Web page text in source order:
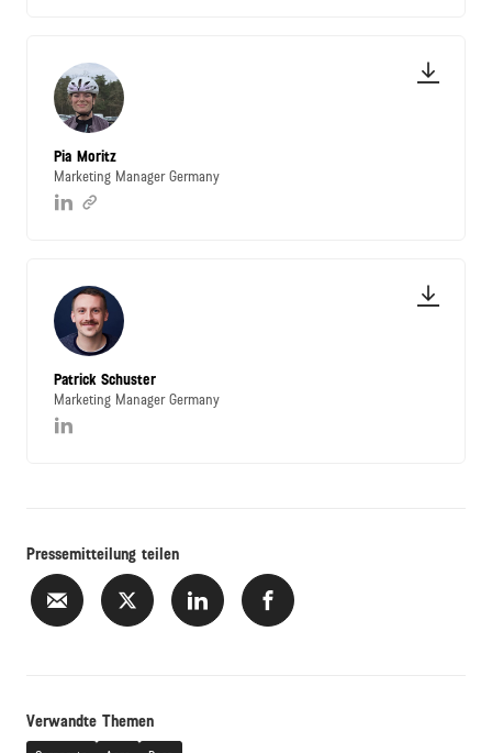
Pia Moritz
Marketing Manager Germany
Patrick Schuster
Marketing Manager Germany
Pressemitteilung teilen
Verwandte Themen